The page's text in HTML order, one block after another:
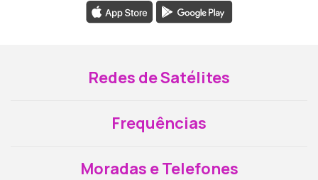
Redes de Satélites
Frequências
Moradas e Telefones